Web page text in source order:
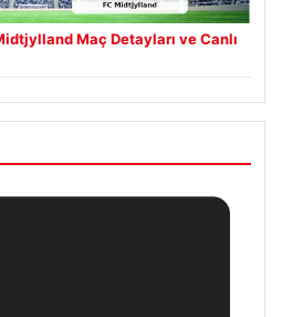
Maç Detayları ve Canlı